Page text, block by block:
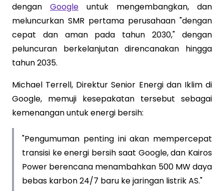
dengan Google untuk mengembangkan, dan
meluncurkan SMR pertama perusahaan "dengan
cepat dan aman pada tahun 2030," dengan
peluncuran berkelanjutan direncanakan hingga
tahun 2035.
Michael Terrell, Direktur Senior Energi dan Iklim di
Google, memuji kesepakatan tersebut sebagai
kemenangan untuk energi bersih:
"Pengumuman penting ini akan mempercepat
transisi ke energi bersih saat Google, dan Kairos
Power berencana menambahkan 500 MW daya
bebas karbon 24/7 baru ke jaringan listrik AS."